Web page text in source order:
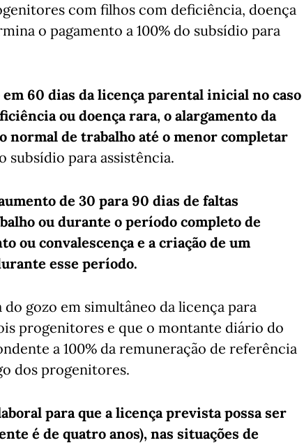
com filhos com deficiência, doença
o pagamento a 100% do subsídio para
em 60 dias da licença parental inicial no caso
ou doença rara, o alargamento da
normal de trabalho até o menor completar
subsídio para assistência.
de 30 para 90 dias de faltas
ou durante o período completo de
ou convalescença e a criação de um
esse período.
gozo em simultâneo da licença para
progenitores e que o montante diário do
a 100% da remuneração de referência
dos progenitores.
para que a licença prevista possa ser
é de quatro anos), nas situações de